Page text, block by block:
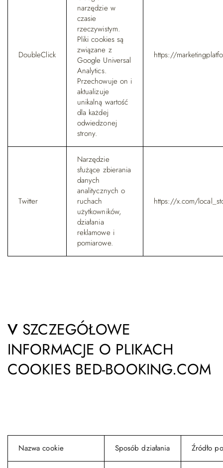
DoubleClick
narzędzie w
czasie
rzeczywistym.
Pliki cookies są
związane z
Google Universal
Analytics.
Przechowuje on i
aktualizuje
unikalną wartość
dla każdej
odwiedzonej
strony.
https://
Twitter
Narzędzie
służące zbierania
danych
analitycznych o
ruchach
użytkowników,
działania
reklamowe i
pomiarowe.
https://x.com/
V SZCZEGÓŁOWE
INFORMACJE O PLIKACH
COOKIES BED-BOOKING.COM
Nazwa cookie Sposób działania Źródło